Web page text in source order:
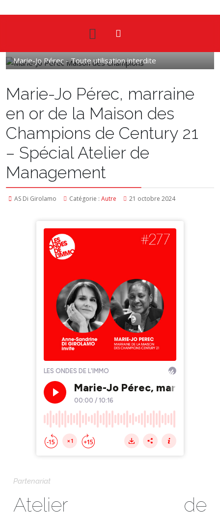
Marie-Jo Pérec - Toute utilisation interdite
Marie-Jo Pérec, marraine
en or de la Maison des
Champions de Century 21
– Spécial Atelier de
Management
AS Di Girolamo Catégorie : Autre 21 octobre 2024
Partenariat
Atelier de